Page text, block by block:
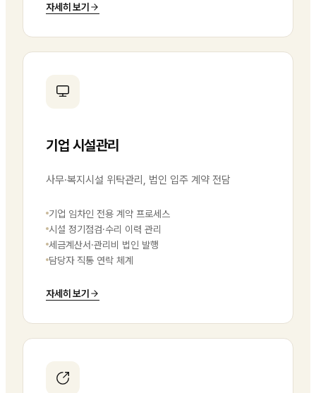
자세히 보기
기업 시설관리
사무·복지시설 위탁관리, 법인 입주 계약 전담
기업 임차인 전용 계약 프로세스
시설 정기점검·수리 이력 관리
세금계산서·관리비 법인 발행
담당자 직통 연락 체계
자세히 보기